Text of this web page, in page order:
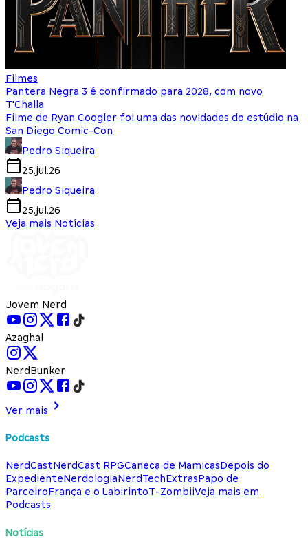
Filmes
Pantera Negra 3 é confirmado para 2028, com novo
T'Challa
Filme de Ryan Coogler foi uma das novidades do estúdio na
San Diego Comic-Con
Pedro Siqueira
25.jul.26
Pedro Siqueira
25.jul.26
Veja mais Notícias
Jovem Nerd
Azaghal
NerdBunker
Ver mais
Podcasts
NerdCastNerdCast RPGCaneca de MamicasDepois do
ExpedienteNerdologiaNerdTechExtrasPapo de
ParceiroFrança e o LabirintoT-ZombiiVeja mais em
Podcasts
Notícias